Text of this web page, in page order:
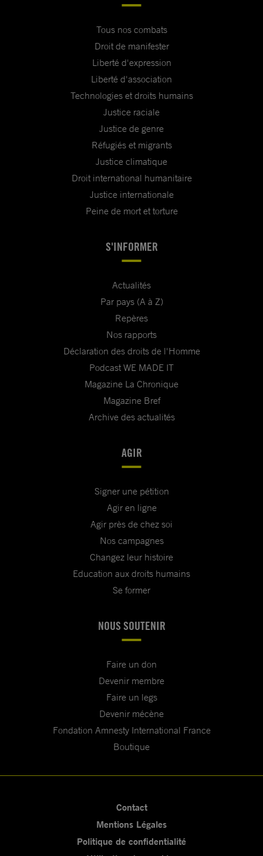
Tous nos combats
Droit de manifester
Liberté d'expression
Liberté d'association
Technologies et droits humains
Justice raciale
Justice de genre
Réfugiés et migrants
Justice climatique
Droit international humanitaire
Justice internationale
Peine de mort et torture
S'INFORMER
Actualités
Par pays (A à Z)
Repères
Nos rapports
Déclaration des droits de l'Homme
Podcast WE MADE IT
Magazine La Chronique
Magazine Bref
Archive des actualités
AGIR
Signer une pétition
Agir en ligne
Agir près de chez soi
Nos campagnes
Changez leur histoire
Education aux droits humains
Se former
NOUS SOUTENIR
Faire un don
Devenir membre
Faire un legs
Devenir mécène
Fondation Amnesty International France
Boutique
Contact
Mentions Légales
Politique de confidentialité